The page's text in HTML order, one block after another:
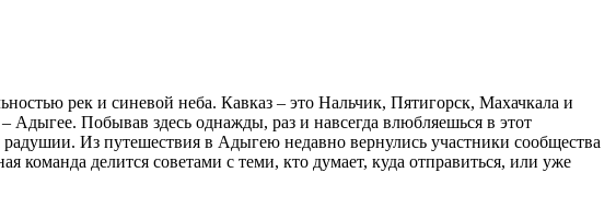
рек и синевой неба. Кавказ – это Нальчик, Пятигорск, Махачкала и
Побывав здесь однажды, раз и навсегда влюбляешься в этот
Из путешествия в Адыгею недавно вернулись участники сообщества
команда делится советами с теми, кто думает, куда отправиться, или уже